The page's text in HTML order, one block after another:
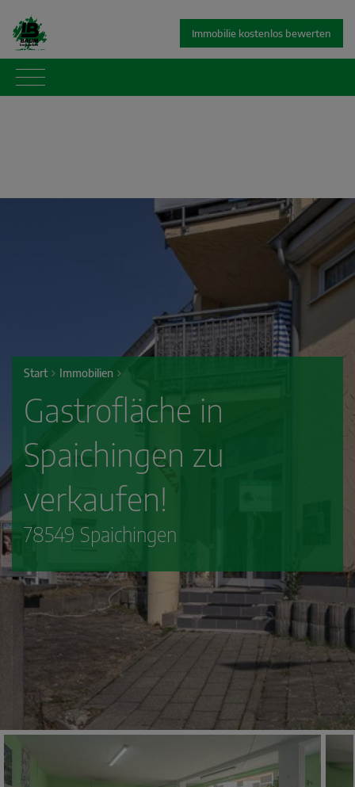
Immobilie kostenlos bewerten
Start Immobilien
Gastrofläche in
Spaichingen zu
verkaufen!
78549 Spaichingen